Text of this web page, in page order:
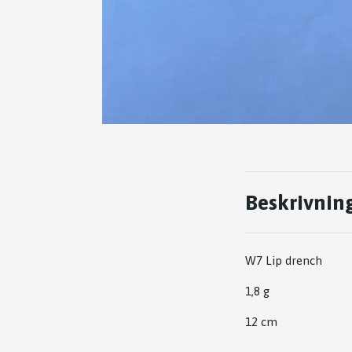
W7 Lip drench
1,8 g
12 cm